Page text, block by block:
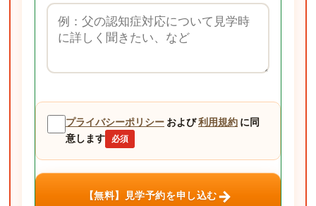
プライバシーポリシー および利用規約 に同
意します
必須
【無料】見学予約を申し込む→